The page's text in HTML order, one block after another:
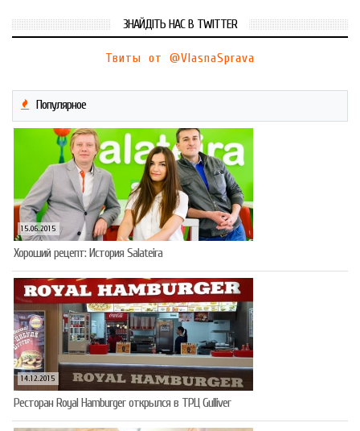
ЗНАЙДІТЬ НАС В TWITTER
Твиты от @VlasnaSprava
Популярное
15.06.2015
Хороший рецепт: История Salateira
14.12.2015
Ресторан Royal Hamburger открылся в ТРЦ Gulliver